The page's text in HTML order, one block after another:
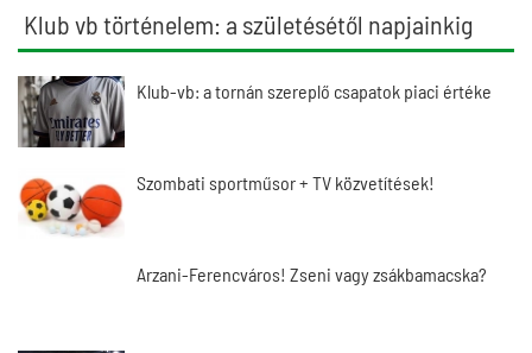
Klub vb történelem: a születésétől napjainkig
Klub-vb: a tornán szereplő csapatok piaci értéke
Szombati sportműsor + TV közvetítések!
Arzani-Ferencváros! Zseni vagy zsákbamacska?